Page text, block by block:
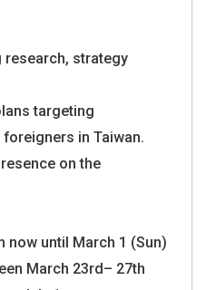
research, strategy
targeting
in Taiwan.
on the
now until March 1 (Sun)
March 23rd– 27th